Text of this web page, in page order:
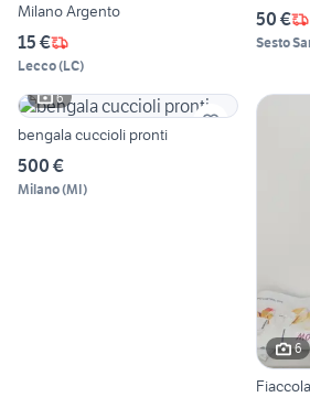
Milano Argento
15 €
Lecco(LC)
50 €
Sesto
6
bengala cuccioli pronti
500 €
Milano(MI)
6